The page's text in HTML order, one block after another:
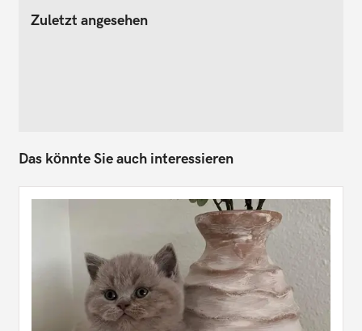
Zuletzt angesehen
Das könnte Sie auch interessieren